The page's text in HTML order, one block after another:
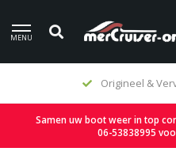
MENU
Origineel &
Samen uw boot weer in top
06-53838995